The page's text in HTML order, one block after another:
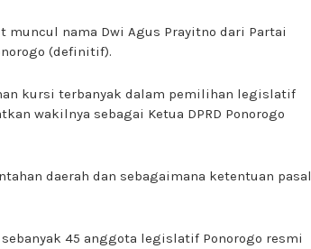
nama Dwi Agus Prayitno dari Partai
(definitif).
kursi terbanyak dalam pemilihan legislatif
wakilnya sebagai Ketua DPRD Ponorogo
daerah dan sebagaimana ketentuan pasal
45 anggota legislatif Ponorogo resmi